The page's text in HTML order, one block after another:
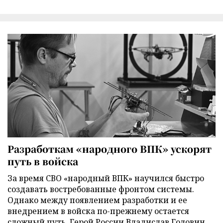
Разработкам «народного ВПК» ускорят
путь в войска
За время СВО «народный ВПК» научился быстро
создавать востребованные фронтом системы.
Однако между появлением разработки и ее
внедрением в войска по-прежнему остается